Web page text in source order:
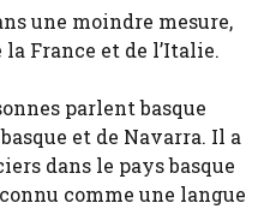
une moindre mesure,
France et de l’Italie.
parlent basque
et de Navarra. Il a
dans le pays basque
comme une langue